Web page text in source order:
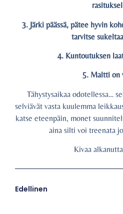
3. Järki päässä, pätee hyvin
tarvitse
4. Kuntoutuksen
5. Maltti on
Tähystysaikaa odotellessa…
selviävät vasta kuulemma
katse eteenpäin, monet
aina silti voi treenata
Kivaa
Edellinen